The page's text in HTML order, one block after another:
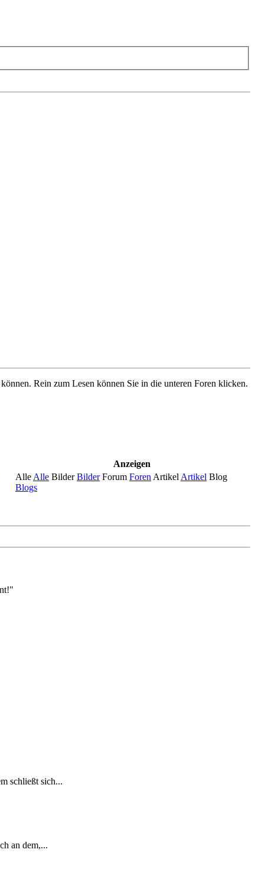
Rein zum Lesen können Sie in die unteren Foren klicken.
Anzeigen
AlleAlle Bilder Bilder Forum ForenArtikelArtikel Blog
Blogs
schließt sich...
an dem,...